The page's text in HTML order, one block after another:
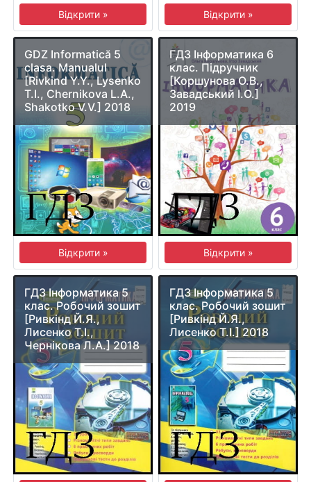
Відкрити » Відкрити »
GDZ Informatică 5
clasa. Manualul
[Rivkind Y.Y., Lysenko
T.I., Chernikova L.A.,
Shakotko V.V.] 2018
Відкрити »
ГДЗ Інформатика 6
клас. Підручник
[Коршунова О.В.,
Завадський І.О.]
2019
Відкрити »
ГДЗ Інформатика 5
клас. Робочий зошит
[Ривкінд Й.Я.,
Лисенко Т.І.,
Чернікова Л.А.] 2018
ГДЗ Інформатика 5
клас. Робочий зошит
[Ривкінд Й.Я.,
Лисенко Т.І.] 2018